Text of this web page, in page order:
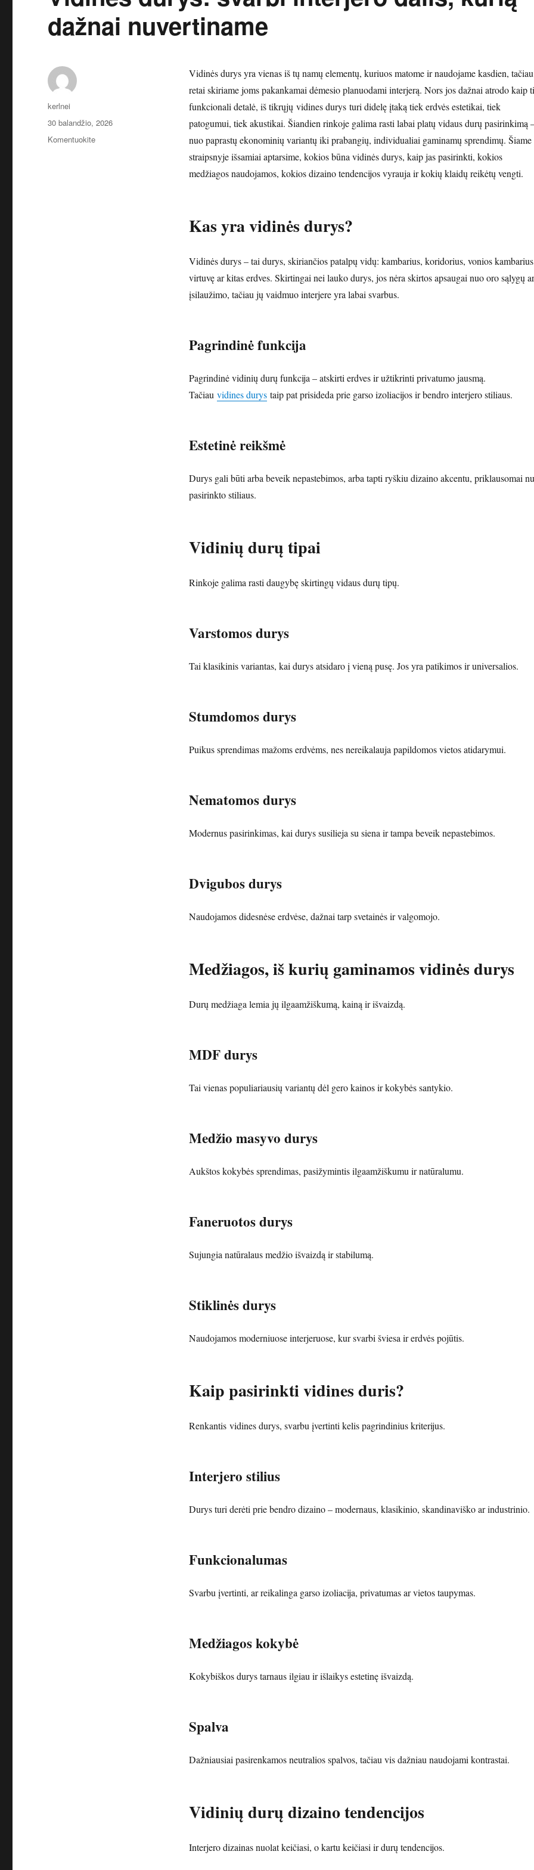
dažnai nuvertiname
Vidinės durys yra vienas iš tų namų elementų, kuriuos matome ir naudojame kasdien, tačiau
retai skiriame joms pakankamai dėmesio planuodami interjerą. Nors jos dažnai atrodo kaip
funkcionali detalė, iš tikrųjų vidines durys turi didelę įtaką tiek erdvės estetikai, tiek
patogumui, tiek akustikai. Šiandien rinkoje galima rasti labai platų vidaus durų pasirinkimą
nuo paprastų ekonominių variantų iki prabangių, individualiai gaminamų sprendimų. Šiame
straipsnyje išsamiai aptarsime, kokios būna vidinės durys, kaip jas pasirinkti, kokios
medžiagos naudojamos, kokios dizaino tendencijos vyrauja ir kokių klaidų reikėtų vengti.
Kas yra vidinės durys?
Vidinės durys – tai durys, skiriančios patalpų vidų: kambarius, koridorius, vonios
virtuvę ar kitas erdves. Skirtingai nei lauko durys, jos nėra skirtos apsaugai nuo oro sąlygų ar
įsilaužimo, tačiau jų vaidmuo interjere yra labai svarbus.
Pagrindinė funkcija
Pagrindinė vidinių durų funkcija – atskirti erdves ir užtikrinti privatumo jausmą.
Tačiau vidines durystaip pat prisideda prie garso izoliacijos ir bendro interjero stiliaus.
Estetinė reikšmė
Durys gali būti arba beveik nepastebimos, arba tapti ryškiu dizaino akcentu, priklausomai
pasirinkto stiliaus.
Vidinių durų tipai
Rinkoje galima rasti daugybę skirtingų vidaus durų tipų.
Varstomos durys
Tai klasikinis variantas, kai durys atsidaro į vieną pusę. Jos yra patikimos ir universalios.
Stumdomos durys
Puikus sprendimas mažoms erdvėms, nes nereikalauja papildomos vietos atidarymui.
Nematomos durys
Modernus pasirinkimas, kai durys susilieja su siena ir tampa beveik nepastebimos.
Dvigubos durys
Naudojamos didesnėse erdvėse, dažnai tarp svetainės ir valgomojo.
Medžiagos, iš kurių gaminamos vidinės durys
Durų medžiaga lemia jų ilgaamžiškumą, kainą ir išvaizdą.
MDF durys
Tai vienas populiariausių variantų dėl gero kainos ir kokybės santykio.
Medžio masyvo durys
Aukštos kokybės sprendimas, pasižymintis ilgaamžiškumu ir natūralumu.
Faneruotos durys
Sujungia natūralaus medžio išvaizdą ir stabilumą.
Stiklinės durys
Naudojamos moderniuose interjeruose, kur svarbi šviesa ir erdvės pojūtis.
Kaip pasirinkti vidines duris?
Renkantis vidines durys, svarbu įvertinti kelis pagrindinius kriterijus.
Interjero stilius
Durys turi derėti prie bendro dizaino – modernaus, klasikinio, skandinaviško ar industrinio.
Funkcionalumas
Svarbu įvertinti, ar reikalinga garso izoliacija, privatumas ar vietos taupymas.
Medžiagos kokybė
Kokybiškos durys tarnaus ilgiau ir išlaikys estetinę išvaizdą.
Spalva
Dažniausiai pasirenkamos neutralios spalvos, tačiau vis dažniau naudojami kontrastai.
Vidinių durų dizaino tendencijos
Interjero dizainas nuolat keičiasi, o kartu keičiasi ir durų tendencijos.
Autorius
kerlnei
Paskelbta
30 balandžio, 2026
Komentuokiteįrašą